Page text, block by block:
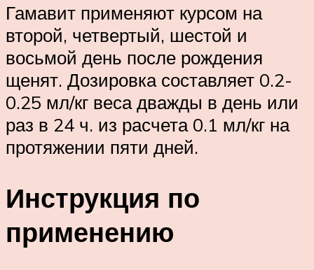
Гамавит применяют курсом на
второй, четвертый, шестой и
восьмой день после рождения
щенят. Дозировка составляет 0.2-
0.25 мл/кг веса дважды в день или
раз в 24 ч. из расчета 0.1 мл/кг на
протяжении пяти дней.
Инструкция по
применению